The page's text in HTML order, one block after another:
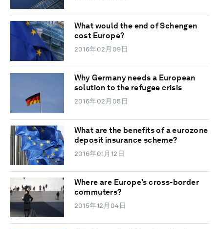
What would the end of Schengen
cost Europe?
2016年02月09日
Why Germany needs a European
solution to the refugee crisis
2016年02月05日
What are the benefits of a eurozone
deposit insurance scheme?
2016年01月12日
Where are Europe’s cross-border
commuters?
2015年12月04日